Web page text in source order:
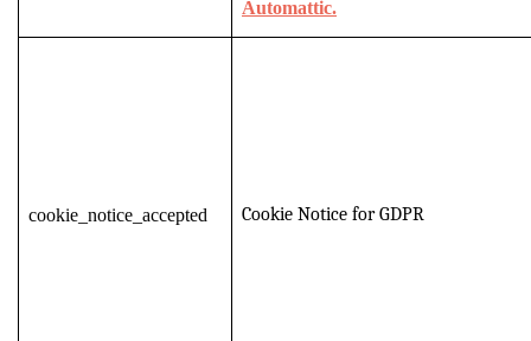
Automattic.
cookie_notice_accepted Cookie Notice for GDPR